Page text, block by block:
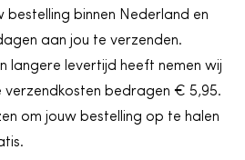
bestelling binnen Nederland en
aan jou te verzenden.
langere levertijd heeft nemen wij
bedragen € 5,95.
om jouw bestelling op te halen